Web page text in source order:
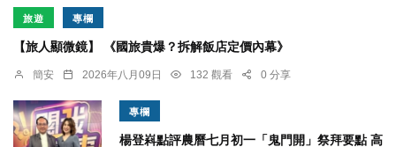
旅遊 專欄
【旅人顯微鏡】 《國旅貴爆？拆解飯店定價內幕》
簡安 2026年八月09日 132 觀看 0 分享
專欄
楊登嵙點評農曆七月初一「鬼門開」祭拜要點 高